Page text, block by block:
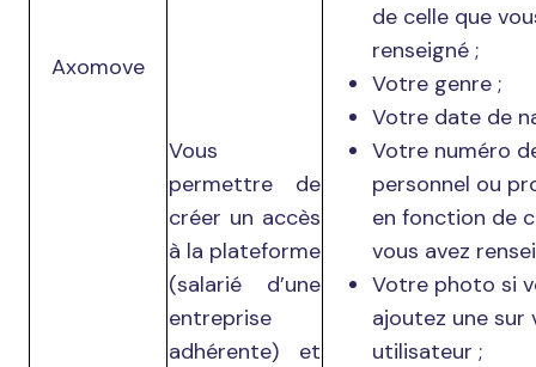
Axomove
Vous
permettre de
créer un accès
à la plateforme
(salarié d’une
entreprise
adhérente) et
de celle que
renseigné ;
Votre genre ;
Votre date de
Votre numéro
personnel ou
en fonction de
vous avez
Votre photo si
ajoutez une
utilisateur ;